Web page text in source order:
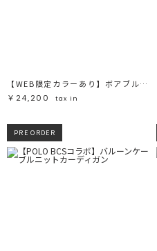
【WEB限定カラーあり】ボアブルゾン
￥24,200
tax in
PRE ORDER